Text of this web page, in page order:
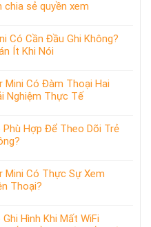
chia sẻ quyền xem
Có Cần Đầu Ghi Không?
Ít Khi Nói
Mini Có Đàm Thoại Hai
Nghiệm Thực Tế
Phù Hợp Để Theo Dõi Trẻ
Mini Có Thực Sự Xem
Thoại?
Hình Khi Mất WiFi